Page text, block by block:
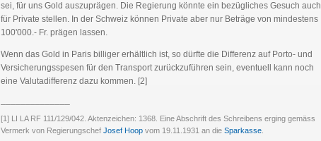
sei, für uns Gold auszuprägen. Die Regierung könnte ein bezügliches Gesuch auch
für Private stellen. In der Schweiz können Private aber nur Beträge von mindestens
100'000.- Fr. prägen lassen.
Wenn das Gold in Paris billiger erhältlich ist, so dürfte die Differenz auf Porto- und
Versicherungsspesen für den Transport zurückzuführen sein, eventuell kann noch
eine Valutadifferenz dazu kommen. [2]
[1] LI LA RF 111/129/042. Aktenzeichen: 1368. Eine Abschrift des Schreibens erging gemäss
Vermerk von Regierungschef Josef Hoop vom 19.11.1931 an die Sparkasse.